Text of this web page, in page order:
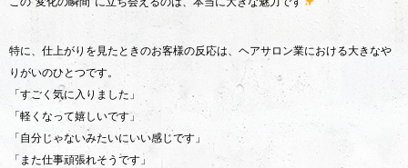
特に、仕上がりを見たときのお客様の反応は、ヘアサロン業における大きなや
りがいのひとつです。
「すごく気に入りました」
「軽くなって嬉しいです」
「自分じゃないみたいにいい感じです」
「また仕事頑張れそうです」